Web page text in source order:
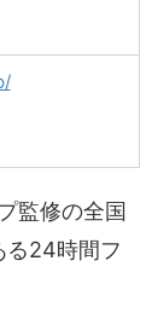
監修の全国
24時間フ